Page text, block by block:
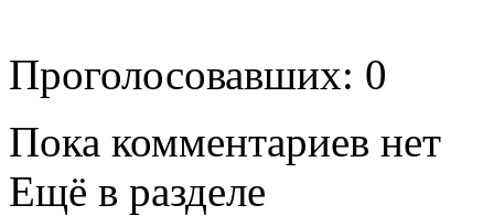
Проголосовавших: 0
Пока комментариев нет
Ещё в разделе